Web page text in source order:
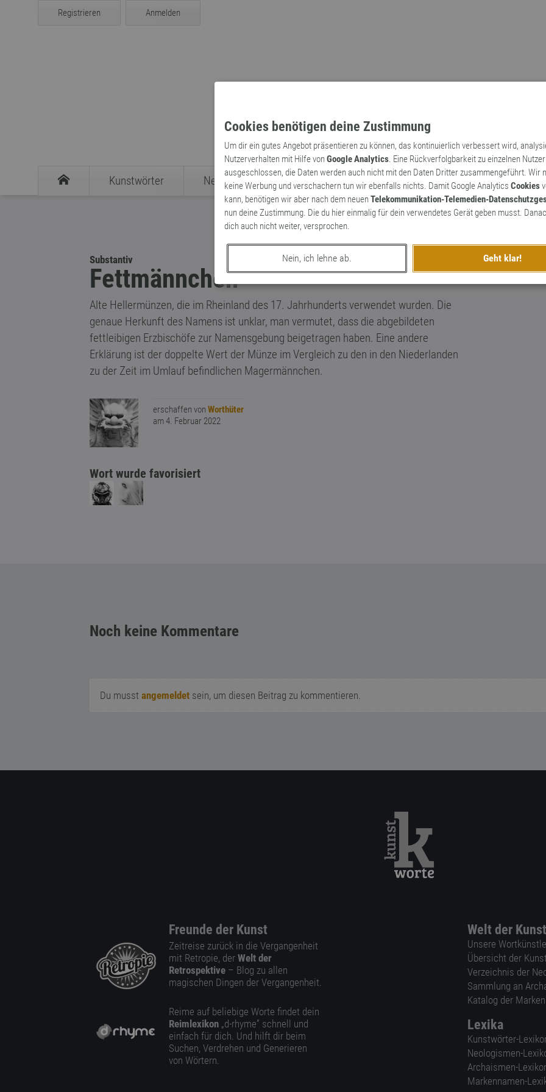
Cookies benötigen deine Zustimmung
Um dir ein gutes Angebot präsentieren zu können, das kontinuierlich verbessert wird,
Nutzerverhalten mit Hilfe vonGoogle Analytics. Eine Rückverfolgbarkeit zu einzelnen
ausgeschlossen, die Daten werden auch nicht mit den Daten Dritter zusammengeführt. Wir
keine Werbung und verschachern tun wir ebenfalls nichts. Damit Google Analytics Cookies
kann, benötigen wir aber nach dem neuenTelekommunikation-Telemedien-
nun deine Zustimmung. Die du hier einmalig für dein verwendetes Gerät geben musst.
dich auch nicht weiter, versprochen.
Nein, ich lehne ab. Geht klar!
Registrieren Anmelden
Kunstwörter Neologismen Archaismen Markennamen
Substantiv
Fettmännchen
Alte Hellermünzen, die im Rheinland des 17. Jahrhunderts verwendet wurden. Die
genaue Herkunft des Namens ist unklar, man vermutet, dass die abgebildeten
fettleibigen Erzbischöfe zur Namensgebung beigetragen haben. Eine andere
Erklärung ist der doppelte Wert der Münze im Vergleich zu den in den Niederlanden
zu der Zeit im Umlauf befindlichen Magermännchen.
erschaffen von Worthüter
am 4. Februar 2022
Wort wurde favorisiert
Noch keine Kommentare
Du musst angemeldet sein, um diesen Beitrag zu kommentieren.
Freunde der Kunst
Zeitreise zurück in die Vergangenheit
mit Retropie, der Welt der
Retrospektive – Blog zu allen
magischen Dingen der Vergangenheit.
Reime auf beliebige Worte findet dein
Reimlexikon „d-rhyme” schnell und
einfach für dich. Und hilft dir beim
Suchen, Verdrehen und Generieren
von Wörtern.
Welt der
Unsere
Übersicht der
Verzeichnis der
Sammlung an
Katalog der
Lexika
Kunstwörter-
Neologismen-
Archaismen-
Markennamen-